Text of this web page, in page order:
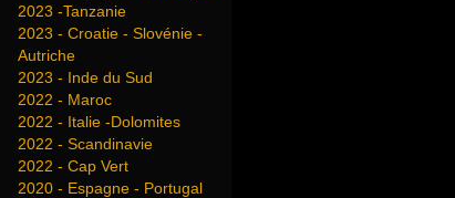
2023 -Tanzanie
2023 - Croatie - Slovénie -
Autriche
2023 - Inde du Sud
2022 - Maroc
2022 - Italie -Dolomites
2022 - Scandinavie
2022 - Cap Vert
2020 - Espagne - Portugal